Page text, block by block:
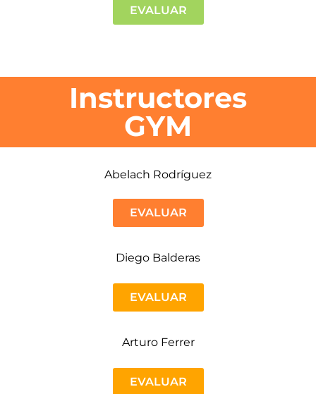
EVALUAR
Instructores
GYM
Abelach Rodríguez
EVALUAR
Diego Balderas
EVALUAR
Arturo Ferrer
EVALUAR